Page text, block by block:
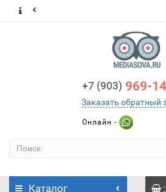
+7 (903) 969-
Заказать обратный
Онлайн -
Каталог